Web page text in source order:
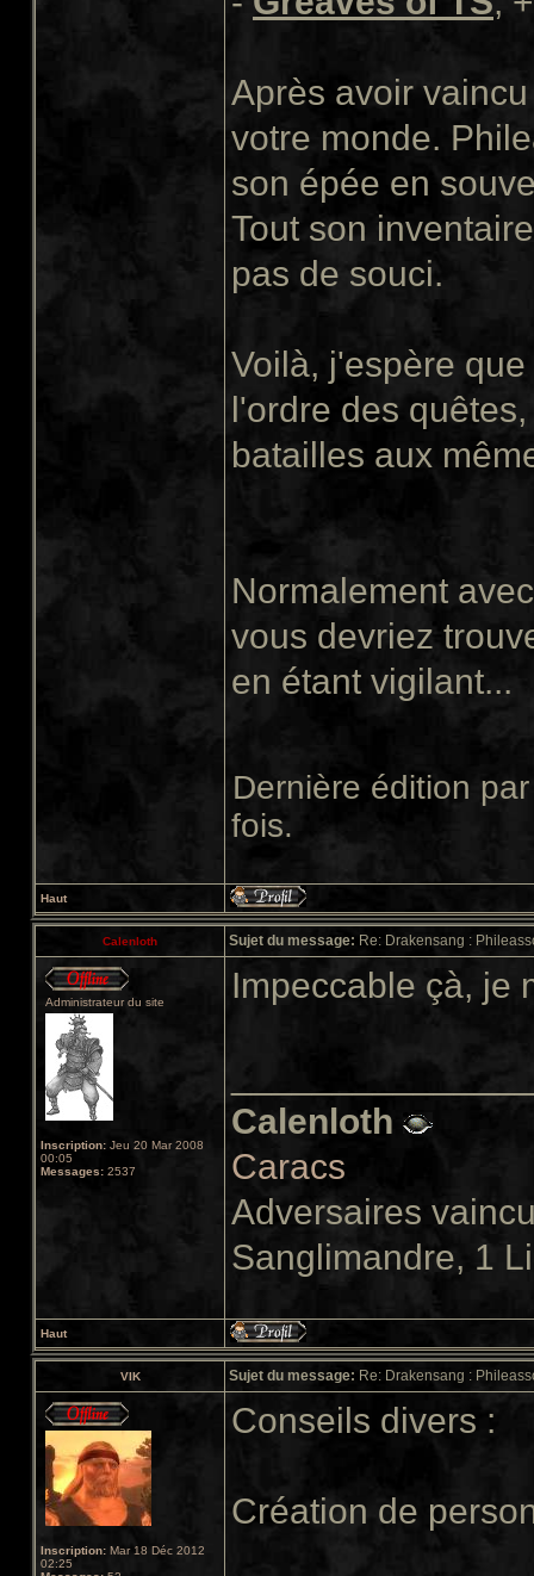
Après avoir
votre monde.
son épée en
Tout son
pas de souci.
Voilà, j'espère
l'ordre des
batailles aux
Normalement
vous devriez
en étant vigilant...
Dernière édition
fois.
Haut
Calenloth Sujet du message: Re: Drakensang :
Administrateur du site
Inscription: Jeu 20 Mar 2008
00:05
Messages: 2537
Impeccable çà, je
Calenloth
Caracs
Adversaires
Sanglimandre, 1
Haut
VIK Sujet du message: Re: Drakensang :
Inscription: Mar 18 Déc 2012
02:25
Conseils divers :
Création de